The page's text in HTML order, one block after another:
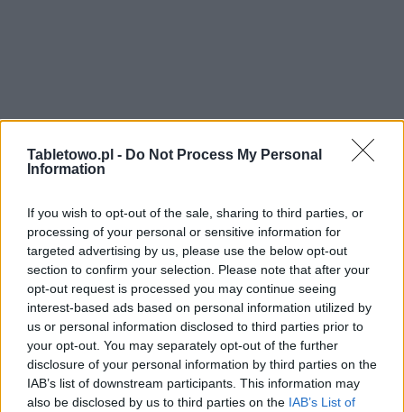
Tabletowo.pl - Do Not Process My Personal
Information
If you wish to opt-out of the sale, sharing to third parties, or
processing of your personal or sensitive information for
targeted advertising by us, please use the below opt-out
section to confirm your selection. Please note that after your
opt-out request is processed you may continue seeing
interest-based ads based on personal information utilized by
us or personal information disclosed to third parties prior to
your opt-out. You may separately opt-out of the further
disclosure of your personal information by third parties on the
IAB’s list of downstream participants. This information may
also be disclosed by us to third parties on the IAB’s List of